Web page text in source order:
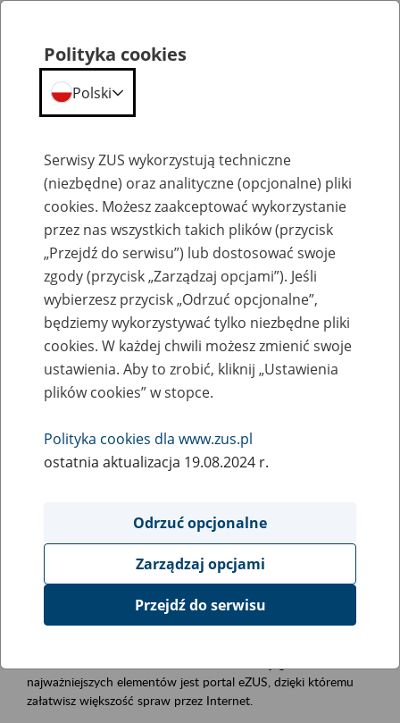
Szkolenia
Zaproś ZUS do siebie - zakładanie profili
eZUS w siedzibie Twojej firmy
Rodzaj wydarzenia
Szkolenia
Obszar merytoryczny
obsługa klientów
Opis wydarzenia
Platforma Usług Elektronicznych ZUS eZUS
najważniejszych elementów jest portal eZUS, dzięki któremu
załatwisz większość spraw przez Internet.
Polityka cookies
Polski
Serwisy ZUS wykorzystują techniczne
(niezbędne) oraz analityczne (opcjonalne) pliki
cookies. Możesz zaakceptować wykorzystanie
przez nas wszystkich takich plików (przycisk
„Przejdź do serwisu”) lub dostosować swoje
zgody (przycisk „Zarządzaj opcjami”). Jeśli
wybierzesz przycisk „Odrzuć opcjonalne”,
będziemy wykorzystywać tylko niezbędne pliki
cookies. W każdej chwili możesz zmienić swoje
ustawienia. Aby to zrobić, kliknij „Ustawienia
plików cookies” w stopce.
Polityka cookies dla www.zus.pl
ostatnia aktualizacja 19.08.2024 r.
Odrzuć opcjonalne
Zarządzaj opcjami
Przejdź do serwisu